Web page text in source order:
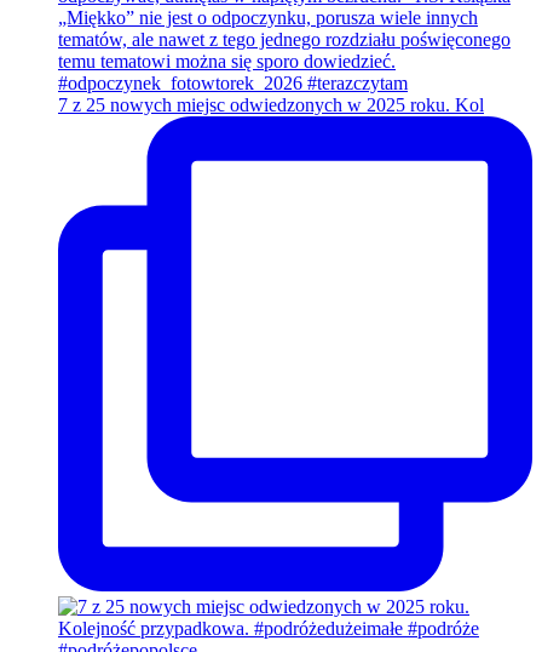
7 z 25 nowych miejsc odwiedzonych w 2025 roku. Kol